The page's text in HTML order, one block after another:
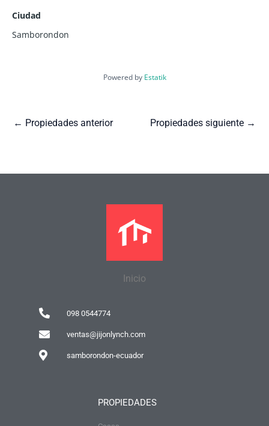
Ciudad
Samborondon
Powered by Estatik
← Propiedades anterior Propiedades siguiente →
Inicio
098 0544774
ventas@jijonlynch.com
samborondon-ecuador
PROPIEDADES